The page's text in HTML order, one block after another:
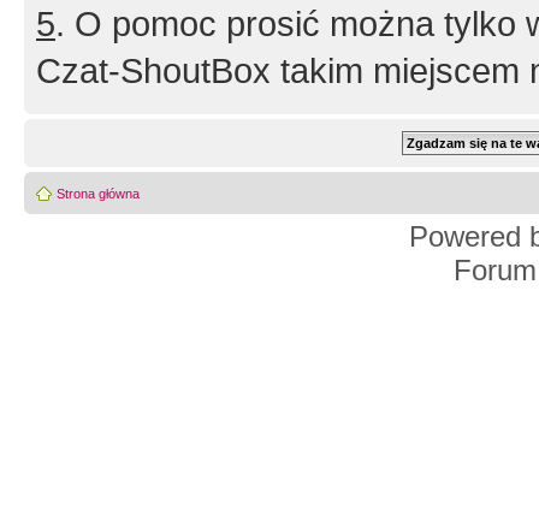
5. O pomoc prosić można tylko
Czat-ShoutBox takim miejscem
Strona główna
Powered